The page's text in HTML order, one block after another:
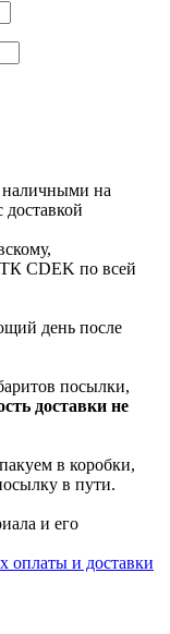
наличными на
ТК CDEK по всей
день после
посылки,
доставки не
в коробки,
в пути.
и его
оплаты и доставки